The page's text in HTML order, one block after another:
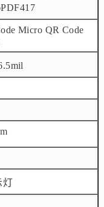
Micro QR Code
灯